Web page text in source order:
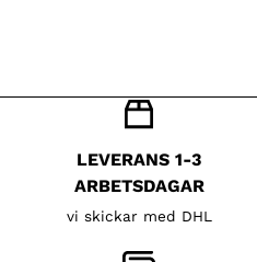
LEVERANS 1-3
ARBETSDAGAR
vi skickar med DHL